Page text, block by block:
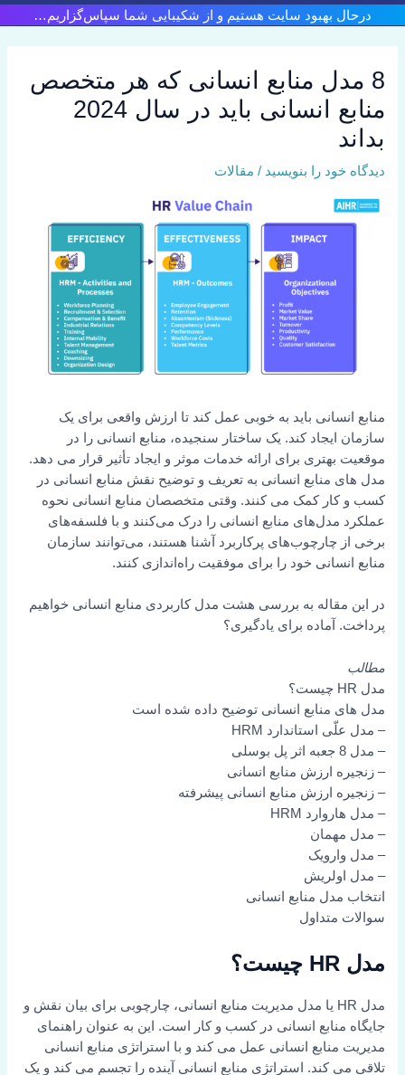
پرش
به
درحال بهبود سایت هستیم و از شکیبایی شما سپاس‌گزاریم…
8 مدل منابع انسانی که هر متخصص
منابع انسانی باید در سال 2024
بداند
دیدگاه‌ خود را بنویسید / مقالات
منابع انسانی باید به خوبی عمل کند تا ارزش واقعی برای یک
سازمان ایجاد کند. یک ساختار سنجیده، منابع انسانی را در
موقعیت بهتری برای ارائه خدمات موثر و ایجاد تأثیر قرار می دهد.
مدل های منابع انسانی به تعریف و توضیح نقش منابع انسانی در
کسب و کار کمک می کنند. وقتی متخصصان منابع انسانی نحوه
عملکرد مدل‌های منابع انسانی را درک می‌کنند و با فلسفه‌های
برخی از چارچوب‌های پرکاربرد آشنا هستند، می‌توانند سازمان
منابع انسانی خود را برای موفقیت راه‌اندازی کنند.
در این مقاله به بررسی هشت مدل کاربردی منابع انسانی خواهیم
پرداخت. آماده برای یادگیری؟
مطالب
مدل HR چیست؟
مدل های منابع انسانی توضیح داده شده است
– مدل علّی استاندارد HRM
– مدل 8 جعبه اثر پل بوسلی
– زنجیره ارزش منابع انسانی
– زنجیره ارزش منابع انسانی پیشرفته
– مدل هاروارد HRM
– مدل مهمان
– مدل وارویک
– مدل اولریش
انتخاب مدل منابع انسانی
سوالات متداول
مدل HR چیست؟
مدل HR یا مدل مدیریت منابع انسانی، چارچوبی برای بیان نقش و
جایگاه منابع انسانی در کسب و کار است. این به عنوان راهنمای
مدیریت منابع انسانی عمل می کند و با استراتژی منابع انسانی
تلاقی می کند. استراتژی منابع انسانی آینده را تجسم می کند و یک